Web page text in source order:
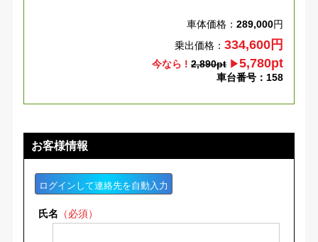
お客様情報
ログインして連絡先を自動入力
氏名 （必須）
車体価格：289,000円
乗出価格：334,600円
今なら !2,890pt ▶5,780pt
車台番号：158